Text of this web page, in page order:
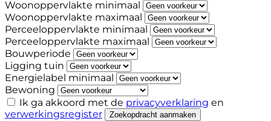
Woonoppervlakte minimaal
Woonoppervlakte maximaal
Perceeloppervlakte minimaal
Perceeloppervlakte maximaal
Bouwperiode
Ligging tuin
Energielabel minimaal
Bewoning
Ik ga akkoord met de privacyverklaring en
verwerkingsregister
Zoekopdracht aanmaken